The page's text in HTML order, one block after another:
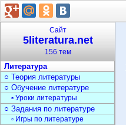
Сайт
5literatura.net
156 тем
Литература
○ Теория литературы
○ Обучение литературе
▫ Уроки литературы
○ Задания по литературе
▫ Игры по литературе